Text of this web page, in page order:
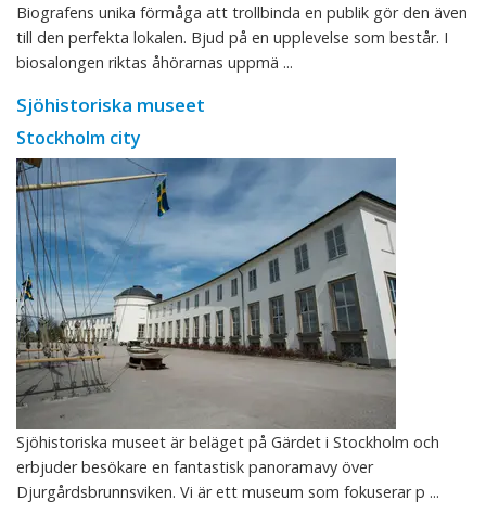
Biografens unika förmåga att trollbinda en publik gör den även
till den perfekta lokalen. Bjud på en upplevelse som består. I
biosalongen riktas åhörarnas uppmä ...
Sjöhistoriska museet
Stockholm city
Sjöhistoriska museet är beläget på Gärdet i Stockholm och
erbjuder besökare en fantastisk panoramavy över
Djurgårdsbrunnsviken. Vi är ett museum som fokuserar p ...